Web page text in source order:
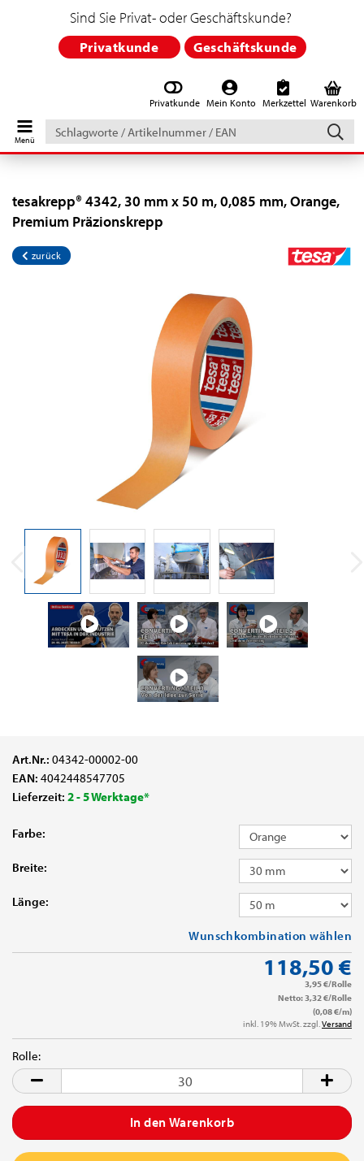
Privatkunde Mein Konto Merkzettel Warenkorb
Schlagworte
/
Artikelnummer
EAN
Sind Sie Privat- oder Geschäftskunde?
Privatkunde Geschäftskunde
tesakrepp® 4342, 30 mm x 50 m, 0,085 mm, Orange,
Premium Präzionskrepp
zurück
Art.Nr.: 04342-00002-00
EAN: 4042448547705
Lieferzeit: 2 - 5 Werktage*
Farbe:
Breite:
Länge:
Wunschkombination wählen
118,50 €
3,95 €/Rolle
Netto: 3,32 €/Rolle
(0,08 €/m)
inkl. 19% MwSt. zzgl. Versand
Rolle:
Rolle